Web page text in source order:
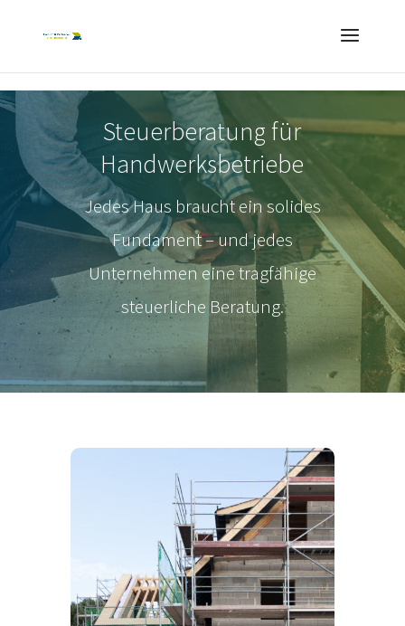
Steuerberatung für
Handwerksbetriebe
Jedes Haus braucht ein solides
Fundament – und jedes
Unternehmen eine tragfähige
steuerliche Beratung.